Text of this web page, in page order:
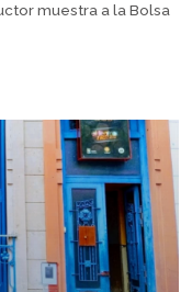
muestra a la Bolsa